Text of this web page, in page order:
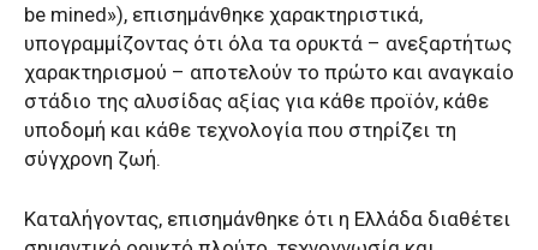
be mined»), επισημάνθηκε χαρακτηριστικά,
υπογραμμίζοντας ότι όλα τα ορυκτά – ανεξαρτήτως
χαρακτηρισμού – αποτελούν το πρώτο και αναγκαίο
στάδιο της αλυσίδας αξίας για κάθε προϊόν, κάθε
υποδομή και κάθε τεχνολογία που στηρίζει τη
σύγχρονη ζωή.
Καταλήγοντας, επισημάνθηκε ότι η Ελλάδα διαθέτει